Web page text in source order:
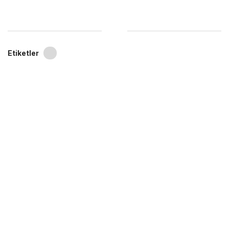
Etiketler